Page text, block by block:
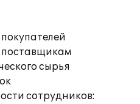
сырья
сотрудников: